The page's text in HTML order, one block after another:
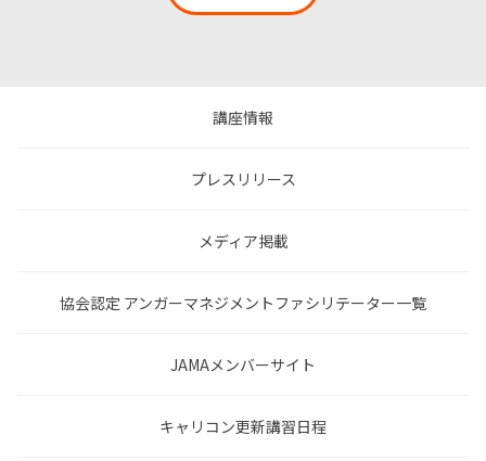
講座情報
プレスリリース
メディア掲載
協会認定 アンガーマネジメントファシリテーター一覧
JAMAメンバーサイト
キャリコン更新講習日程